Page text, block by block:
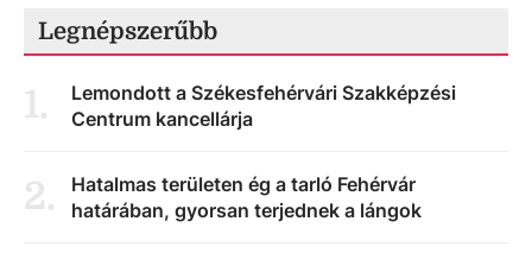
Legnépszerűbb
1.
Lemondott a Székesfehérvári Szakképzési
Centrum kancellárja
2.
Hatalmas területen ég a tarló Fehérvár
határában, gyorsan terjednek a lángok